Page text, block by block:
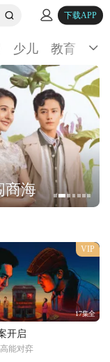
下载APP
少儿 教育 生
商海
VIP
17集全
开启
能对弈